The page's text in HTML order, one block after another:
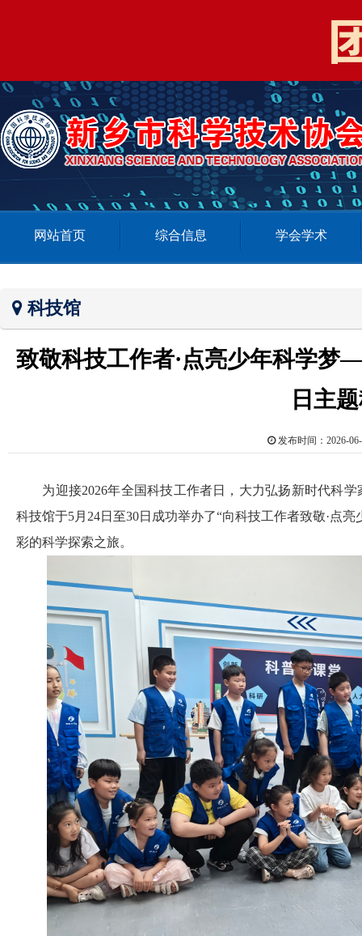
网站首页 综合信息 学会学术
科技馆
致敬科技工作者·点亮少年科学
日主
发布时间：
为迎接2026年全国科技工作者日，大力弘扬新时代科学
科技馆于5月24日至30日成功举办了“向科技工作者致敬·点
彩的科学探索之旅。